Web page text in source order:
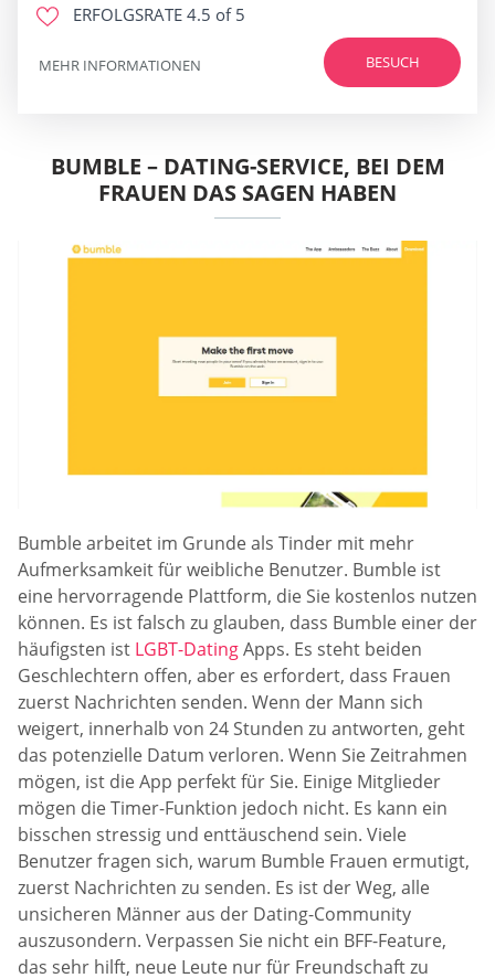
ERFOLGSRATE 4.5 of 5
BESUCH
MEHR INFORMATIONEN
BUMBLE – DATING-SERVICE, BEI DEM
FRAUEN DAS SAGEN HABEN
Bumble arbeitet im Grunde als Tinder mit mehr
Aufmerksamkeit für weibliche Benutzer. Bumble ist
eine hervorragende Plattform, die Sie kostenlos nutzen
können. Es ist falsch zu glauben, dass Bumble einer der
häufigsten ist LGBT-DatingApps. Es steht beiden
Geschlechtern offen, aber es erfordert, dass Frauen
zuerst Nachrichten senden. Wenn der Mann sich
weigert, innerhalb von 24 Stunden zu antworten, geht
das potenzielle Datum verloren. Wenn Sie Zeitrahmen
mögen, ist die App perfekt für Sie. Einige Mitglieder
mögen die Timer-Funktion jedoch nicht. Es kann ein
bisschen stressig und enttäuschend sein. Viele
Benutzer fragen sich, warum Bumble Frauen ermutigt,
zuerst Nachrichten zu senden. Es ist der Weg, alle
unsicheren Männer aus der Dating-Community
auszusondern. Verpassen Sie nicht ein BFF-Feature,
das sehr hilft, neue Leute nur für Freundschaft zu